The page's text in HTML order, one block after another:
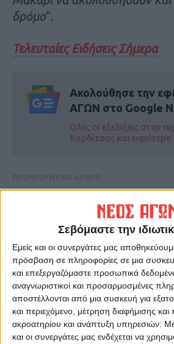
Σεβόμαστε την
Εμείς και οι συνεργάτες μας
πρόσβαση σε πληροφορίες σε μια
και επεξεργαζόμαστε προσωπικά
αναγνωριστικοί και προσαρμοσμένες
αποστέλλονται από μια συσκευή για
και περιεχόμενο, μέτρηση διαφήμισης και
ακροατηρίου και ανάπτυξη υπηρεσιών.
και οι συνεργάτες μας ενδέχεται να
δρόμο“.
Τελευταίες Ειδήσεις Σήμερα
Ακολούθησε την
ΑΓΩΝ στο Google
Όλες οι εξελίξεις στην
Καρδίτσας και
Καρδίτσα σε πόλη του...
ΑΣΑ 2-
στο